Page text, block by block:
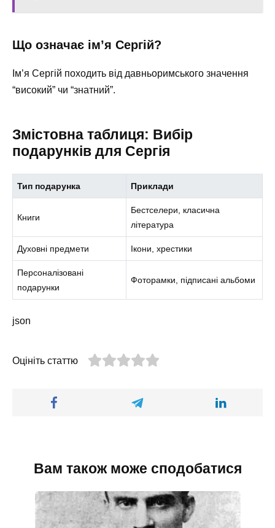
Що означає ім’я Сергій?
Ім’я Сергій походить від давньоримського значення
“високий” чи “знатний”.
Змістовна таблиця: Вибір
подарунків для Сергія
Тип подарунка Приклади
Книги
Бестселери, класична
література
Духовні предмети Ікони, хрестики
Персоналізовані
подарунки
Фоторамки, підписані альбоми
json
Оцініть статтю
Вам також може сподобатися